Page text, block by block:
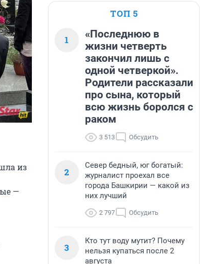
из
—
ТОП 5
1
«Последнюю в
жизни четверть
закончил лишь с
одной четверкой».
Родители рассказали
про сына, который
всю жизнь боролся с
раком
3 513 Обсудить
2
Север бедный, юг богатый:
журналист проехал все
города Башкирии — какой из
них лучший
2 797 Обсудить
3
Кто тут воду мутит? Почему
нельзя купаться после 2
августа